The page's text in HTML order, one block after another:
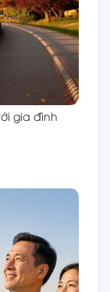
gia đình